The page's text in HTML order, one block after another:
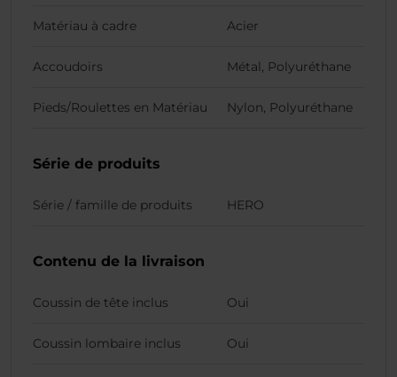
Matériau à cadre Acier
Accoudoirs Métal, Polyuréthane
Pieds/Roulettes en Matériau Nylon, Polyuréthane
Série de produits
Série / famille de produits HERO
Contenu de la livraison
Coussin de tête inclus Oui
Coussin lombaire inclus Oui